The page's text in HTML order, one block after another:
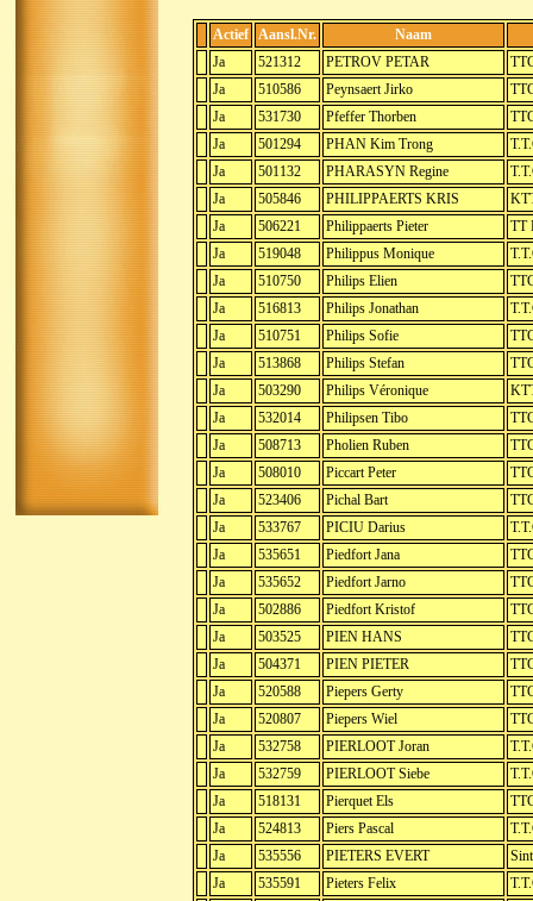
Actief Aansl.Nr.
Naam
Ja
521312 PETROV PETAR
Ja
510586 Peynsaert Jirko
Ja
531730 Pfeffer Thorben
Ja
501294 PHAN Kim Trong
Ja
501132 PHARASYN Regine
Ja
505846 PHILIPPAERTS KRIS
Ja
506221 Philippaerts Pieter
TT
Ja
519048 Philippus Monique
Ja
510750 Philips Elien
Ja
516813 Philips Jonathan
Ja
510751 Philips Sofie
Ja
513868 Philips Stefan
Ja
503290 Philips Véronique
Ja
532014 Philipsen Tibo
Ja
508713 Pholien Ruben
Ja
508010 Piccart Peter
Ja
523406 Pichal Bart
Ja
533767 PICIU Darius
Ja
535651 Piedfort Jana
Ja
535652 Piedfort Jarno
Ja
502886 Piedfort Kristof
Ja
503525 PIEN HANS
Ja
504371 PIEN PIETER
Ja
520588 Piepers Gerty
Ja
520807 Piepers Wiel
Ja
532758 PIERLOOT Joran
Ja
532759 PIERLOOT Siebe
Ja
518131 Pierquet Els
Ja
524813 Piers Pascal
Ja
535556 PIETERS EVERT
Ja
535591 Pieters Felix